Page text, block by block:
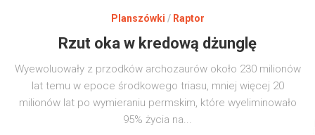
Planszówki / Raptor
Rzut oka w kredową dżunglę
Wyewoluowały z przodków archozaurów około 230 milionów
lat temu w epoce środkowego triasu, mniej więcej 20
milionów lat po wymieraniu permskim, które wyeliminowało
95% życia na...